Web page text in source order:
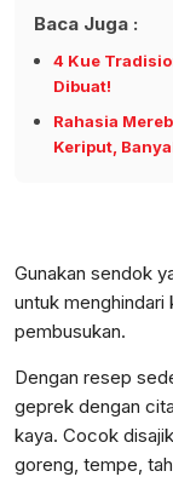
Baca Juga :
4 Kue
Dibuat!
Rahasia
Keriput,
Gunakan sendok
untuk
pembusukan.
Dengan resep
geprek dengan
kaya. Cocok
goreng, tempe,